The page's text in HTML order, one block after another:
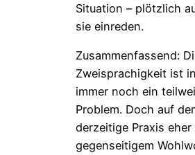
Situation – plötzlich
sie einreden.
Zusammenfassend:
Zweisprachigkeit ist
immer noch ein
Problem. Doch auf
derzeitige Praxis eher
gegenseitigem